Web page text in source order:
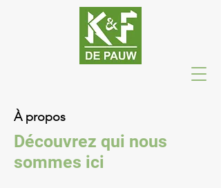
À propos
Découvrez qui nous
sommes ici